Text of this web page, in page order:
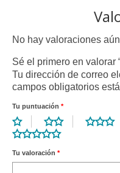
No hay valoraciones
Sé el primero en valorar
Tu dirección de correo
campos obligatorios
Tu puntuación *
Tu valoración *